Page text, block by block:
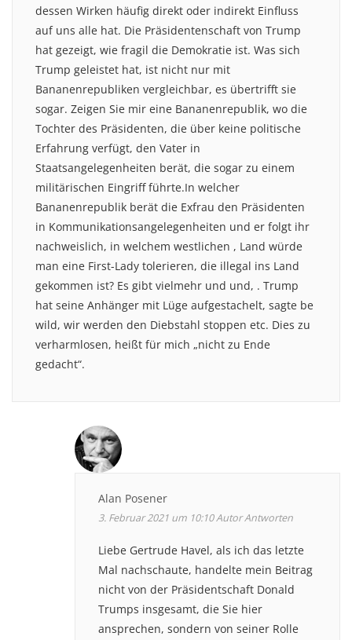
dessen Wirken häufig direkt oder indirekt Einfluss
auf uns alle hat. Die Präsidentenschaft von Trump
hat gezeigt, wie fragil die Demokratie ist. Was sich
Trump geleistet hat, ist nicht nur mit
Bananenrepubliken vergleichbar, es übertrifft sie
sogar. Zeigen Sie mir eine Bananenrepublik, wo die
Tochter des Präsidenten, die über keine politische
Erfahrung verfügt, den Vater in
Staatsangelegenheiten berät, die sogar zu einem
militärischen Eingriff führte.In welcher
Bananenrepublik berät die Exfrau den Präsidenten
in Kommunikationsangelegenheiten und er folgt ihr
nachweislich, in welchem westlichen , Land würde
man eine First-Lady tolerieren, die illegal ins Land
gekommen ist? Es gibt vielmehr und und, . Trump
hat seine Anhänger mit Lüge aufgestachelt, sagte be
wild, wir werden den Diebstahl stoppen etc. Dies zu
verharmlosen, heißt für mich „nicht zu Ende
gedacht“.
Alan Posener
3. Februar 2021 um 10:10AutorAntworten
Liebe Gertrude Havel, als ich das letzte
Mal nachschaute, handelte mein Beitrag
nicht von der Präsidentschaft Donald
Trumps insgesamt, die Sie hier
ansprechen, sondern von seiner Rolle